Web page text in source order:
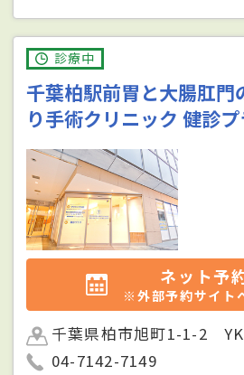
診療中
千葉柏駅前胃と大腸肛門
り手術クリニック 健診
ネット予
※外部予約サイト
千葉県柏市旭町1-1-2
04-7142-7149